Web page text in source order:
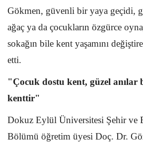
Gökmen, güvenli bir yaya geçidi,
ağaç ya da çocukların özgürce
sokağın bile kent yaşamını
etti.
"Çocuk dostu kent, güzel
kenttir"
Dokuz Eylül Üniversitesi Şehir ve
Bölümü öğretim üyesi Doç. Dr.